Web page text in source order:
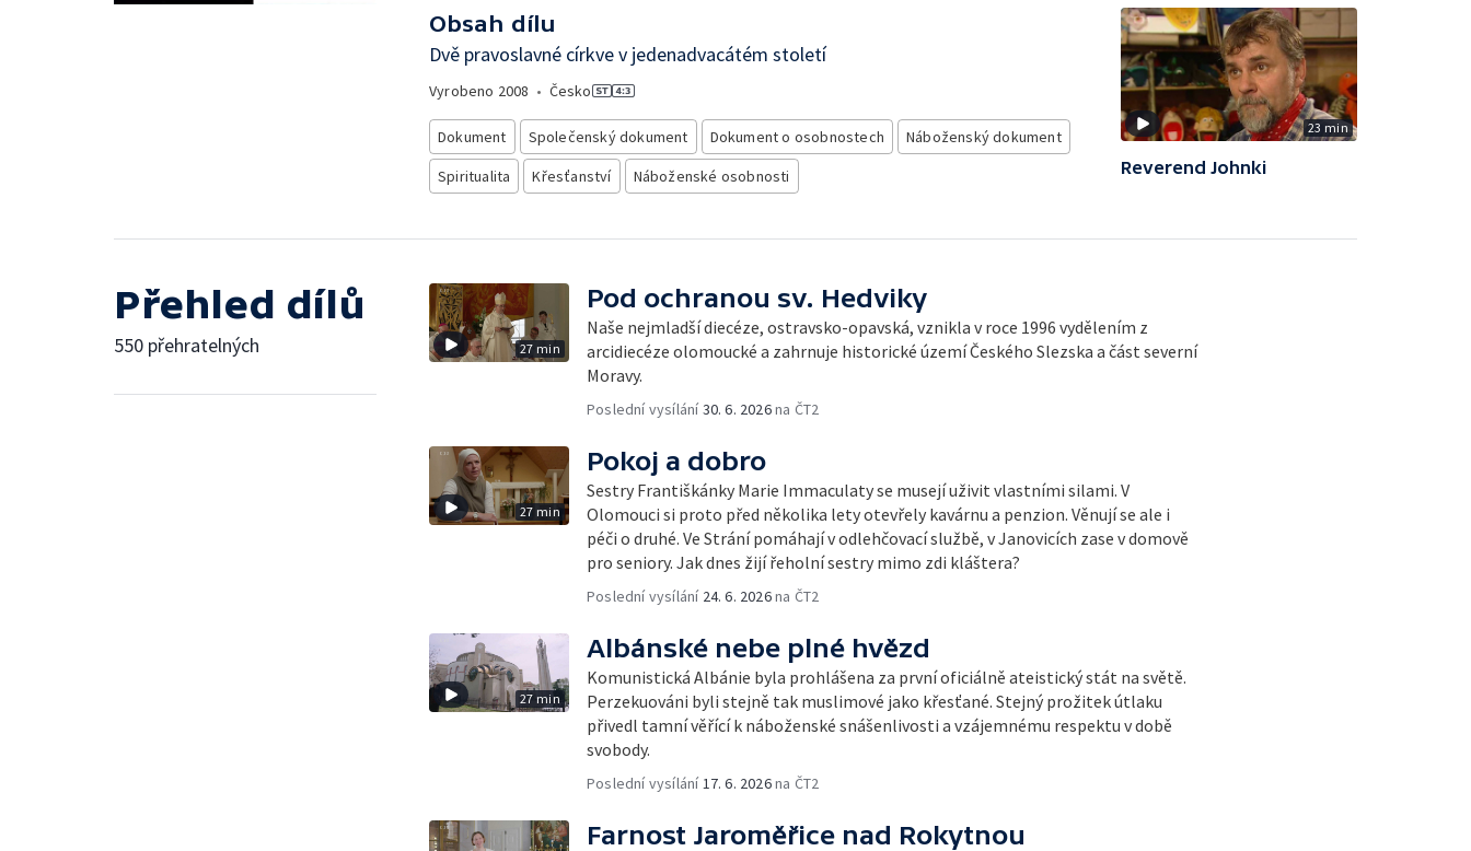
Obsah dílu
Dvě pravoslavné církve v jedenadvacátém století
Vyrobeno 2008 • Česko
Dokument Společenský dokument Dokument o osobnostech
Náboženský dokument
Spiritualita
Křesťanství Náboženské osobnosti
23 min
Reverend Johnki
Přehled dílů
550 přehratelných 27 min
Pod ochranou sv. Hedviky
Naše nejmladší diecéze, ostravsko-opavská, vznikla v roce 1996 vydělením z
arcidiecéze olomoucké a zahrnuje historické území Českého Slezska a část severní
Moravy.
Poslední vysílání30. 6. 2026na ČT2
27 min
Pokoj a dobro
Sestry Františkánky Marie Immaculaty se musejí uživit vlastními silami. V
Olomouci si proto před několika lety otevřely kavárnu a penzion. Věnují se ale i
péči o druhé. Ve Strání pomáhají v odlehčovací službě, v Janovicích zase v domově
pro seniory. Jak dnes žijí řeholní sestry mimo zdi kláštera?
Poslední vysílání 24. 6. 2026na ČT2
27 min
Albánské nebe plné hvězd
Komunistická Albánie byla prohlášena za první oficiálně ateistický stát na světě.
Perzekuováni byli stejně tak muslimové jako křesťané. Stejný prožitek útlaku
přivedl tamní věřící k náboženské snášenlivosti a vzájemnému respektu v době
svobody.
Poslední vysílání 17. 6. 2026na ČT2
Farnost Jaroměřice nad Rokytnou